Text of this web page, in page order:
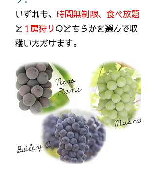
いずれも、 時間無制限、食べ放題
と 1房狩り のどちらかを選んで収
穫いただけます。